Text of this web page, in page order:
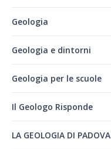
Geologia
Geologia e dintorni
Geologia per le scuole
Il Geologo Risponde
LA GEOLOGIA DI PADOVA